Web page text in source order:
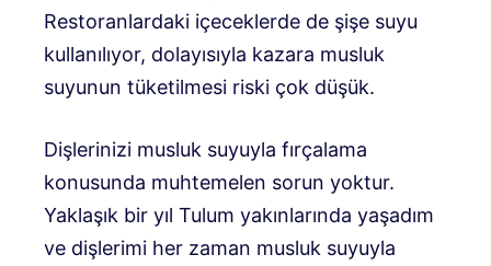
Restoranlardaki içeceklerde de şişe suyu
kullanılıyor, dolayısıyla kazara musluk
suyunun tüketilmesi riski çok düşük.
Dişlerinizi musluk suyuyla fırçalama
konusunda muhtemelen sorun yoktur.
Yaklaşık bir yıl Tulum yakınlarında yaşadım
ve dişlerimi her zaman musluk suyuyla